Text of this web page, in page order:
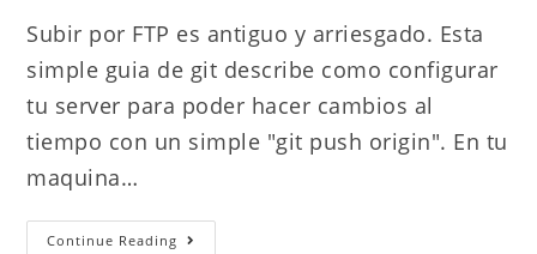
Subir por FTP es antiguo y arriesgado. Esta
simple guia de git describe como configurar
tu server para poder hacer cambios al
tiempo con un simple "git push origin". En tu
maquina…
Continue Reading Usando